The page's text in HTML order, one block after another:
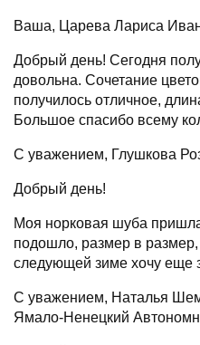
Ваша, Царева Лариса
Добрый день! Сегодня
довольна. Сочетание
получилось отличное,
Большое спасибо всему
С уважением, Глушкова
Добрый день!
Моя норковая шуба
подошло, размер в
следующей зиме хочу еще
С уважением, Наталья
Ямало-Ненецкий